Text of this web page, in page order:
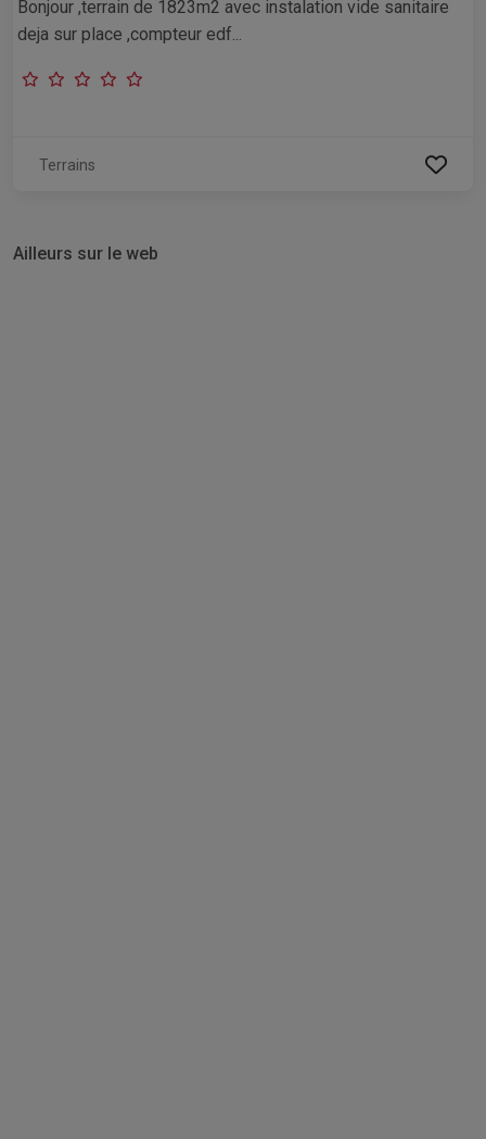
Bonjour ,terrain de 1823m2 avec instalation vide sanitaire
deja sur place ,compteur edf...
Terrains
Ailleurs sur le web